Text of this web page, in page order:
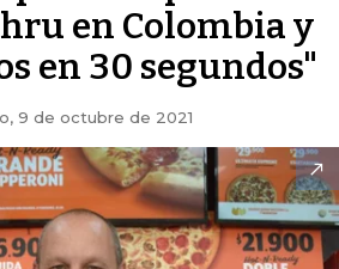
en Colombia y
en 30 segundos"
9 de octubre de 2021